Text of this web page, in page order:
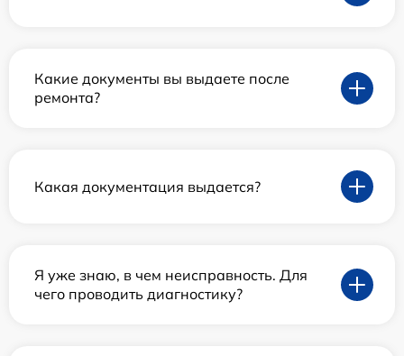
Какие документы вы выдаете после
ремонта?
Какая документация выдается?
Я уже знаю, в чем неисправность. Для
чего проводить диагностику?